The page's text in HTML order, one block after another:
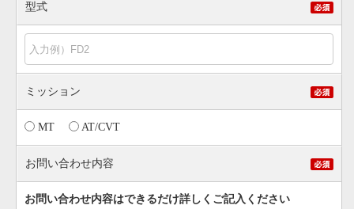
型式
ミッション
MT AT/CVT
お問い合わせ内容
お問い合わせ内容はできるだけ詳しくご記入ください